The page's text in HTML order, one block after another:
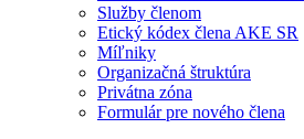
Služby členom
Etický kódex člena AKE SR
Míľniky
Organizačná štruktúra
Privátna zóna
Formulár pre nového člena